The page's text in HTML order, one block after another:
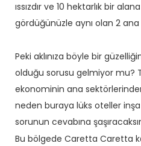
ıssızdır ve 10 hektarlık bir
gördüğünüzle aynı olan 2 ana
Peki aklınıza böyle bir
olduğu sorusu gelmiyor mu?
ekonominin ana
neden buraya lüks oteller
sorunun cevabına
Bu bölgede Caretta Caretta